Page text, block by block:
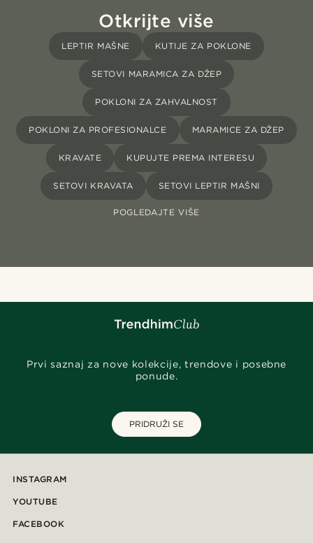
Otkrijte više
LEPTIR MAŠNE KUTIJE ZA POKLONE
SETOVI MARAMICA ZA DŽEP
POKLONI ZA ZAHVALNOST
POKLONI ZA PROFESIONALCE MARAMICE ZA DŽEP
KRAVATE KUPUJTE PREMA INTERESU
SETOVI KRAVATA SETOVI LEPTIR MAŠNI
POGLEDAJTE VIŠE
Prvi saznaj za nove kolekcije, trendove i posebne
ponude.
PRIDRUŽI SE
INSTAGRAM
YOUTUBE
FACEBOOK